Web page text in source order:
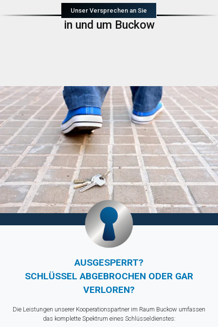
Unser Versprechen an Sie
in und um Buckow
AUSGESPERRT?
SCHLÜSSEL ABGEBROCHEN ODER GAR
VERLOREN?
Die Leistungen unserer Kooperationspartner im Raum Buckow umfassen
das komplette Spektrum eines Schlüsseldienstes: